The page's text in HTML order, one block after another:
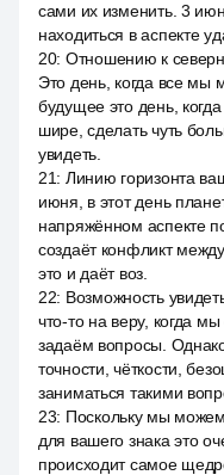
сами их изменить. 3
находиться в аспекте
20: Отношению к
Это день, когда все мы
будущее это день,
шире, сделать чуть
увидеть.
21: Линию горизонта
июня, в этот день
напряжённом аспекте
создаёт конфликт
это и даёт воз.
22: Возможность
что-то на веру, когда
задаём вопросы.
точности, чёткости,
заниматься такими
23: Поскольку мы
для вашего знака это
происходит самое